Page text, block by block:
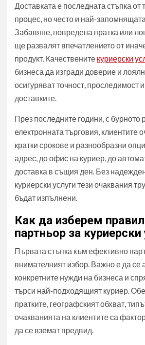
Доставката е последната стъпка от
процес, но често и най-запомнящата
Забавяне, повредена пратка или
ще развалят впечатлението от
продукт. Качествените куриерски
бизнеса да изгради доверие и
осигуряват точност, проследимост
доставките.
През последните години, с бурното
електронната търговия, клиентите
кратки срокове и разнообразни
адрес, до офис на куриер, до
доставка в същия ден. Без
куриерски услуги тези очаквания
бъдат изпълнени.
Как да изберем
партньор за куриерски
Първата стъпка към ефективно
внимателният избор. Важно е да се
конкретните нужди на бизнеса и
търси най-подходящият куриер.
пратките, географският обхват,
очакванията на клиентите са
да се вземат предвид.